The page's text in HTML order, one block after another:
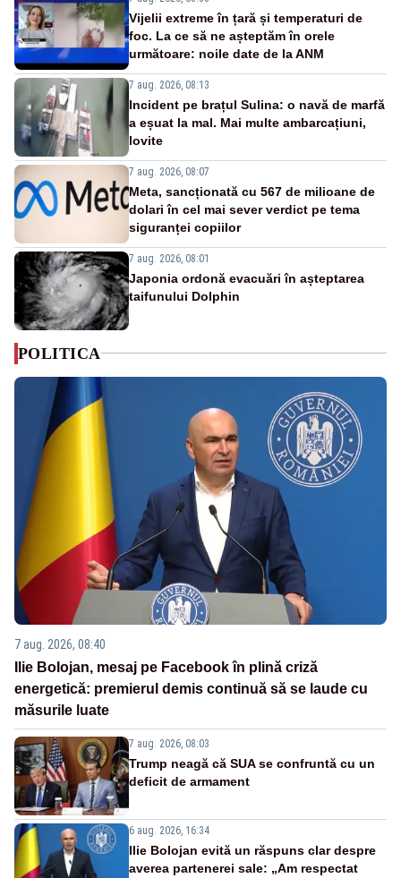
Vijelii extreme în țară și temperaturi de
foc. La ce să ne așteptăm în orele
următoare: noile date de la ANM
7 aug. 2026, 08:13
Incident pe brațul Sulina: o navă de marfă
a eșuat la mal. Mai multe ambarcațiuni,
lovite
7 aug. 2026, 08:07
Meta, sancționată cu 567 de milioane de
dolari în cel mai sever verdict pe tema
siguranței copiilor
7 aug. 2026, 08:01
Japonia ordonă evacuări în așteptarea
taifunului Dolphin
POLITICA
7 aug. 2026, 08:40
Ilie Bolojan, mesaj pe Facebook în plină criză
energetică: premierul demis continuă să se laude cu
măsurile luate
7 aug. 2026, 08:03
Trump neagă că SUA se confruntă cu un
deficit de armament
6 aug. 2026, 16:34
Ilie Bolojan evită un răspuns clar despre
averea partenerei sale: „Am respectat